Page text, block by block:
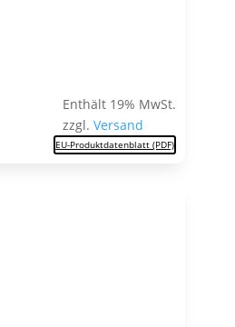
Enthält 19% MwSt.
zzgl.Versand
EU-Produktdatenblatt (PDF)